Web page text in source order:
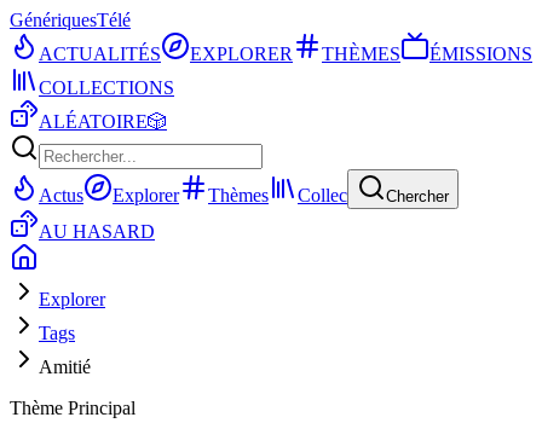
GénériquesTélé
ACTUALITÉS
EXPLORER THÈMES
ÉMISSIONS
COLLECTIONS
ALÉATOIRE🎲
Actus Explorer Thèmes Collec Chercher
AU HASARD
Explorer
Tags
Amitié
Thème Principal